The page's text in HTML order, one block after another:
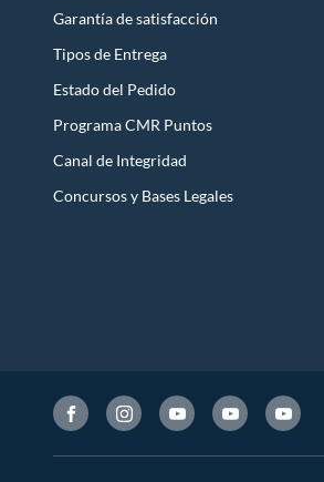
Garantía de satisfacción
Tipos de Entrega
Estado del Pedido
Programa CMR Puntos
Canal de Integridad
Concursos y Bases Legales